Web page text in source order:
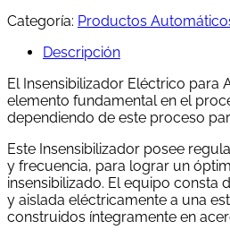
Categoría: Productos
Descripción
El Insensibilizador Eléctrico para
elemento fundamental en el
dependiendo de este proceso
Este Insensibilizador posee
y frecuencia, para lograr un
insensibilizado. El equipo consta
y aislada eléctricamente a una
construidos íntegramente en